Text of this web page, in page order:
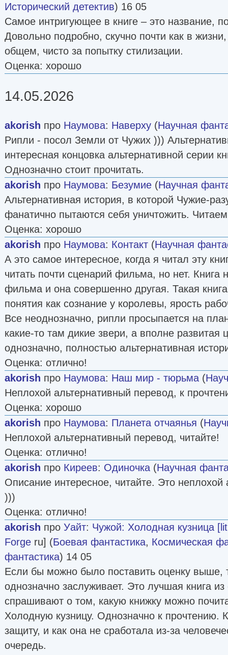
Исторический детектив) 16 05
Самое интригующее в книге – это название,
Довольно подробно, скучно почти как в
общем, чисто за попытку стилизации.
Оценка: хорошо
14.05.2026
akorish про Наумова: Наверху (Научная
Рипли - посол Земли от Чужих )))
интересная концовка альтернативной серии
Однозначно стоит прочитать.
akorish про Наумова: Безумие (Научная
Альтернативная история, в которой Чужие-
фанатично пытаются себя уничтожить.
Оценка: хорошо
akorish про Наумова: Контакт (Научная
А это самое интересное, когда я читал эту
читать почти сценарий фильма, но нет. Книга
фильма и она совершенно другая. Такая
понятия как сознание у королевы, ярость
Все неоднозначно, рипли просыпается на
какие-то там дикие звери, а вполне развитая
однозначно, полностью альтернативная
Оценка: отлично!
akorish про Наумова: Наш мир - тюрьма (
Неплохой альтернативный перевод, к
Оценка: хорошо
akorish про Наумова: Планета отчаянья (
Неплохой альтернативный перевод, читайте!
Оценка: отлично!
akorish про Киреев: Одиночка (Научная
Описание интересное, читайте. Это неплохой
)))
Оценка: отлично!
akorish про Уайт: Чужой: Холодная кузница
Forge ru] (Боевая фантастика, Космическая
фантастика) 14 05
Если бы можно было поставить оценку выше,
однозначно заслуживает. Это лучшая книга
спрашивают о том, какую книжку можно
Холодную кузницу. Однозначно к прочтению.
защиту, и как она не сработала из-за
очередь.